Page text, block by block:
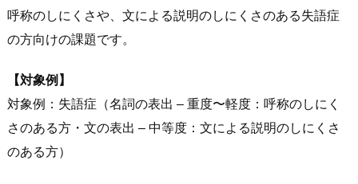
呼称のしにくさや、文による説明のしにくさのある失語症
の方向けの課題です。
【対象例】
対象例：失語症（名詞の表出 – 重度〜軽度：呼称のしにく
さのある方・文の表出 – 中等度：文による説明のしにくさ
のある方）